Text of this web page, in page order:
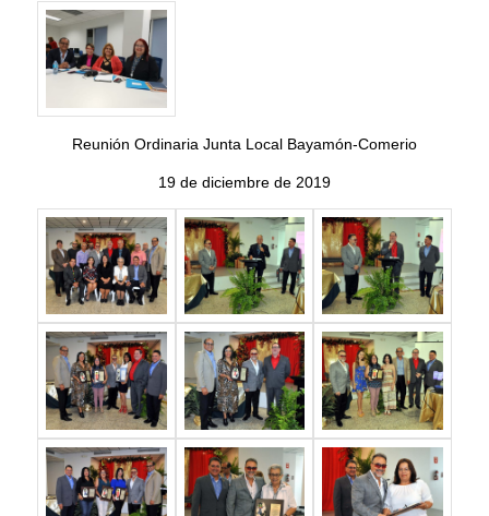
Reunión Ordinaria Junta Local Bayamón-Comerio
19 de diciembre de 2019